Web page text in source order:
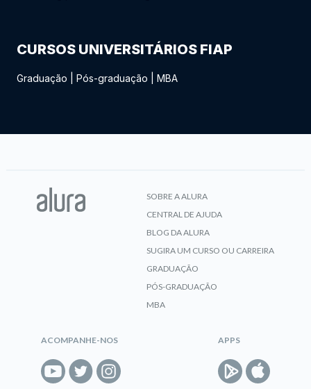
CURSOS UNIVERSITÁRIOS FIAP
Graduação Pós-graduação MBA
SOBRE A ALURA
CENTRAL DE AJUDA
BLOG DA ALURA
SUGIRA UM CURSO OU CARREIRA
GRADUAÇÃO
PÓS-GRADUAÇÃO
MBA
ACOMPANHE-NOS APPS